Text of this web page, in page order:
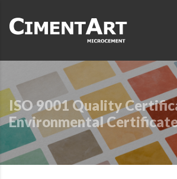
ISO 9001 Quality
Environmental